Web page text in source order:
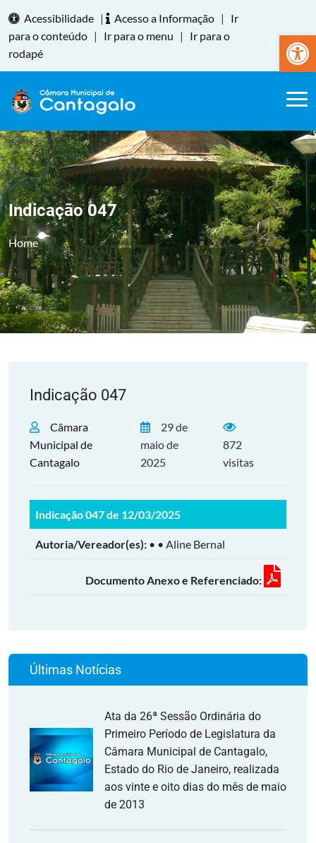
Abrir
Acessibilidade | Acesso a Informação |
Ir
para o conteúdo | Ir para o menu |
Ir para o
rodapé
Indicação 047
Home
Indicação 047
Câmara
Municipal de
Cantagalo
29 de
maio de
2025
872
visitas
Indicação 047 de 12/03/2025
Autoria/Vereador(es): • • Aline Bernal
Documento Anexo e Referenciado:
Últimas Notícias
Ata da 26ª Sessão Ordinária do
Primeiro Período de Legislatura da
Câmara Municipal de Cantagalo,
Estado do Rio de Janeiro, realizada
aos vinte e oito dias do mês de maio
de 2013